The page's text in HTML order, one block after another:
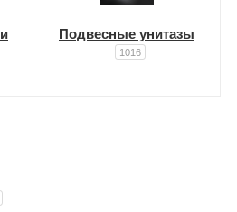
Подвесные унитазы
1016